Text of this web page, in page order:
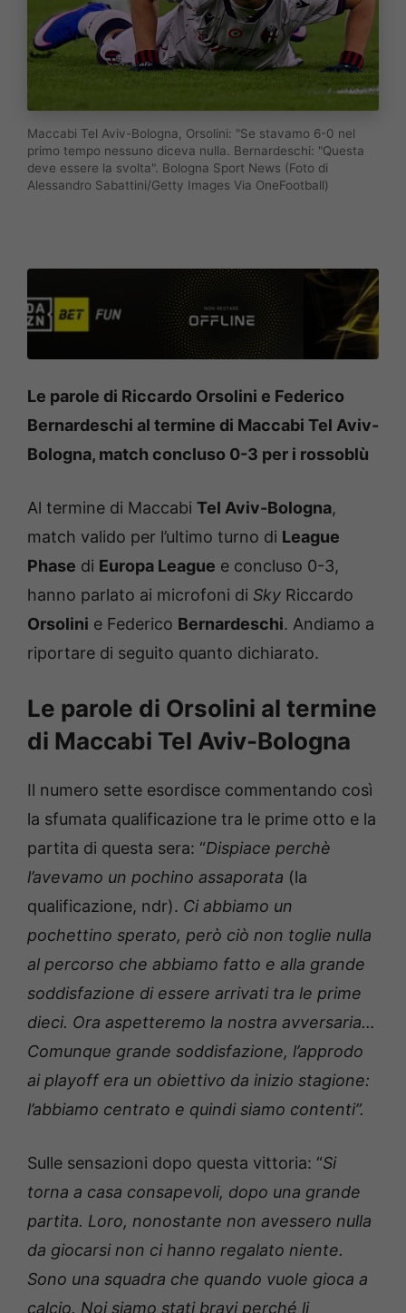
Maccabi Tel Aviv-Bologna, Orsolini: "Se stavamo 6-0 nel
primo tempo nessuno diceva nulla. Bernardeschi: "Questa
deve essere la svolta". Bologna Sport News (Foto di
Alessandro Sabattini/Getty Images Via OneFootball)
Le parole di Riccardo Orsolini e Federico
Bernardeschi al termine di Maccabi Tel Aviv-
Bologna, match concluso 0-3 per i rossoblù
Al termine di Maccabi Tel Aviv-Bologna,
match valido per l’ultimo turno di League
Phase di Europa League e concluso 0-3,
hanno parlato ai microfoni di Sky Riccardo
Orsolini e Federico Bernardeschi. Andiamo a
riportare di seguito quanto dichiarato.
Le parole di Orsolini al termine
di Maccabi Tel Aviv-Bologna
Il numero sette esordisce commentando così
la sfumata qualificazione tra le prime otto e la
partita di questa sera: “Dispiace perchè
l’avevamo un pochino assaporata (la
qualificazione, ndr). Ci abbiamo un
pochettino sperato, però ciò non toglie nulla
al percorso che abbiamo fatto e alla grande
soddisfazione di essere arrivati tra le prime
dieci. Ora aspetteremo la nostra avversaria…
Comunque grande soddisfazione, l’approdo
ai playoff era un obiettivo da inizio stagione:
l’abbiamo centrato e quindi siamo contenti”.
Sulle sensazioni dopo questa vittoria: “Si
torna a casa consapevoli, dopo una grande
partita. Loro, nonostante non avessero nulla
da giocarsi non ci hanno regalato niente.
Sono una squadra che quando vuole gioca a
calcio. Noi siamo stati bravi perché li